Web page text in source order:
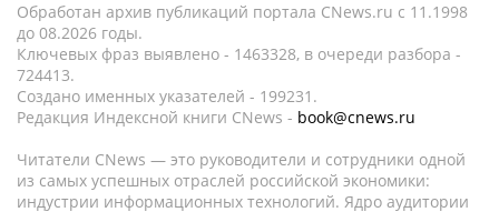
Обработан архив публикаций портала CNews.ru c 11.1998
до 08.2026 годы.
Ключевых фраз выявлено - 1463328, в очереди разбора -
724413.
Создано именных указателей - 199231.
Редакция Индексной книги CNews - book@cnews.ru
Читатели CNews — это руководители и сотрудники одной
из самых успешных отраслей российской экономики:
индустрии информационных технологий. Ядро аудитории